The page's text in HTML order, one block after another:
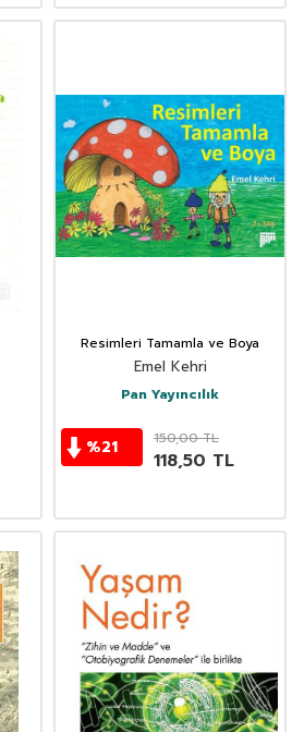
Resimleri Tamamla ve Boya
Emel Kehri
Pan Yayıncılık
%21 150,00TL
118,50 TL